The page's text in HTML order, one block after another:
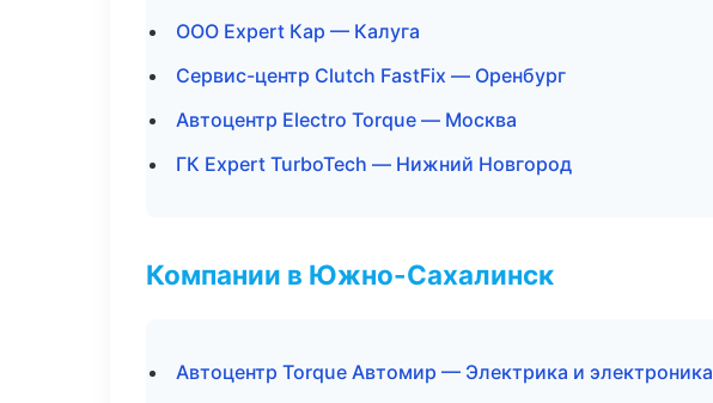
ООО Expert Кар — Калуга
Сервис-центр Clutch FastFix — Оренбург
Автоцентр Electro Torque — Москва
ГК Expert TurboTech — Нижний Новгород
Компании в Южно-Сахалинск
Автоцентр Torque Автомир — Электрика и электроника